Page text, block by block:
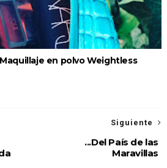
en polvo Weightless
Siguiente
...Del País de las
Maravillas